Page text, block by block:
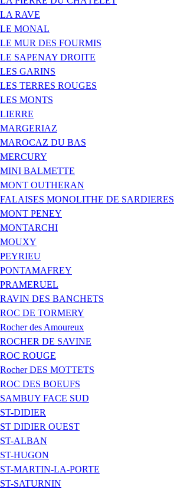
LA RAVE
LE MONAL
LE MUR DES FOURMIS
LE SAPENAY DROITE
LES GARINS
LES TERRES ROUGES
LES MONTS
LIERRE
MARGERIAZ
MAROCAZ DU BAS
MERCURY
MINI BALMETTE
MONT OUTHERAN
FALAISES MONOLITHE DE SARDIERES
MONT PENEY
MONTARCHI
MOUXY
PEYRIEU
PONTAMAFREY
PRAMERUEL
RAVIN DES BANCHETS
ROC DE TORMERY
Rocher des Amoureux
ROCHER DE SAVINE
ROC ROUGE
Rocher DES MOTTETS
ROC DES BOEUFS
SAMBUY FACE SUD
ST-DIDIER
ST DIDIER OUEST
ST-ALBAN
ST-HUGON
ST-MARTIN-LA-PORTE
ST-SATURNIN